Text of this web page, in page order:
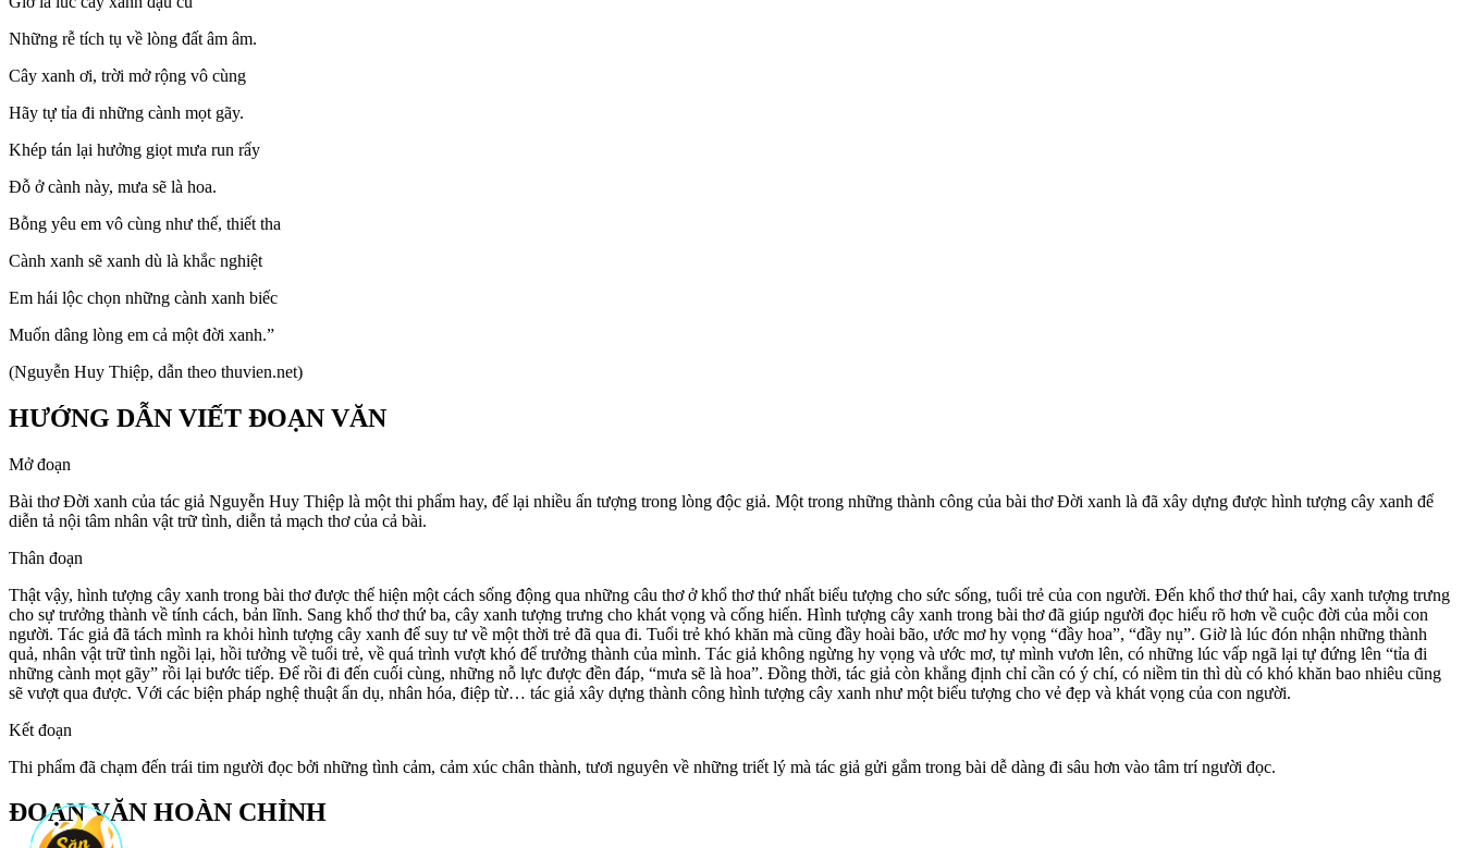
Những rễ tích tụ về lòng đất âm âm.
Cây xanh ơi, trời mở rộng vô cùng
Hãy tự tỉa đi những cành mọt gãy.
Khép tán lại hưởng giọt mưa run rẩy
Đỗ ở cành này, mưa sẽ là hoa.
Bỗng yêu em vô cùng như thế, thiết tha
Cành xanh sẽ xanh dù là khắc nghiệt
Em hái lộc chọn những cành xanh biếc
Muốn dâng lòng em cả một đời xanh.”
(Nguyễn Huy Thiệp, dẫn theo thuvien.net)
HƯỚNG DẪN VIẾT ĐOẠN VĂN
Mở đoạn
Bài thơ Đời xanh của tác giả Nguyễn Huy Thiệp là một thi phẩm hay, để lại nhiều ấn tượng trong lòng độc giả. Một trong những thành công của bài thơ Đời xanh là đã xây dựng được hình tượng cây xanh để
diễn tả nội tâm nhân vật trữ tình, diễn tả mạch thơ của cả bài.
Thân đoạn
Thật vậy, hình tượng cây xanh trong bài thơ được thể hiện một cách sống động qua những câu thơ ở khổ thơ thứ nhất biểu tượng cho sức sống, tuổi trẻ của con người. Đến khổ thơ thứ hai, cây xanh tượng trưng
cho sự trưởng thành về tính cách, bản lĩnh. Sang khổ thơ thứ ba, cây xanh tượng trưng cho khát vọng và cống hiến. Hình tượng cây xanh trong bài thơ đã giúp người đọc hiểu rõ hơn về cuộc đời của mỗi con
người. Tác giả đã tách mình ra khỏi hình tượng cây xanh để suy tư về một thời trẻ đã qua đi. Tuổi trẻ khó khăn mà cũng đầy hoài bão, ước mơ hy vọng “đầy hoa”, “đầy nụ”. Giờ là lúc đón nhận những thành
quả, nhân vật trữ tình ngồi lại, hồi tưởng về tuổi trẻ, về quá trình vượt khó để trưởng thành của mình. Tác giả không ngừng hy vọng và ước mơ, tự mình vươn lên, có những lúc vấp ngã lại tự đứng lên “tỉa đi
những cành mọt gãy” rồi lại bước tiếp. Để rồi đi đến cuối cùng, những nỗ lực được đền đáp, “mưa sẽ là hoa”. Đồng thời, tác giả còn khẳng định chỉ cần có ý chí, có niềm tin thì dù có khó khăn bao nhiêu cũng
sẽ vượt qua được. Với các biện pháp nghệ thuật ẩn dụ, nhân hóa, điệp từ… tác giả xây dựng thành công hình tượng cây xanh như một biểu tượng cho vẻ đẹp và khát vọng của con người.
Kết đoạn
Thi phẩm đã chạm đến trái tim người đọc bởi những tình cảm, cảm xúc chân thành, tươi nguyên về những triết lý mà tác giả gửi gắm trong bài dễ dàng đi sâu hơn vào tâm trí người đọc.
ĐOẠN VĂN HOÀN CHỈNH